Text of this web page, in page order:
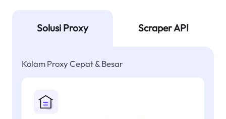
Solusi Proxy Scraper API
Kolam Proxy Cepat & Besar